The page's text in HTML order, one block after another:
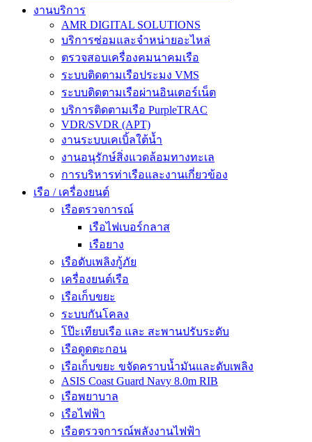
งานบริการ
AMR DIGITAL SOLUTIONS
บริการซ่อมและจำหน่ายอะไหล่
ตรวจสอบเครื่องคมนาคมเรือ
ระบบติดตามเรือประมง VMS
ระบบติดตามเรือผ่านอินเตอร์เน็ต
บริการติดตามเรือ PurpleTRAC
VDR/SVDR (APT)
งานระบบเคเบิ้ลใต้น้ำ
งานอนุรักษ์สิ่งแวดล้อมทางทะเล
การบริหารท่าเรือและงานเกี่ยวข้อง
เรือ / เครื่องยนต์
เรือตรวจการณ์
เรือไฟเบอร์กลาส
เรือยาง
เรือดับเพลิงกู้ภัย
เครื่องยนต์เรือ
เรือเก็บขยะ
ระบบกันโคลง
โป๊ะเทียบเรือ และ สะพานปรับระดับ
เรือดูดตะกอน
เรือเก็บขยะ ขจัดคราบน้ำมันและดับเพลิง
ASIS Coast Guard Navy 8.0m RIB
เรือพยาบาล
เรือไฟฟ้า
เรือตรวจการณ์พลังงานไฟฟ้า